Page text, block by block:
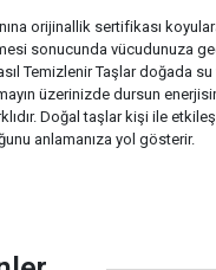
orijinallik sertifikası
sonucunda vücudunuza
Temizlenir Taşlar doğada
üzerinizde dursun
Doğal taşlar kişi ile
anlamanıza yol gösterir.